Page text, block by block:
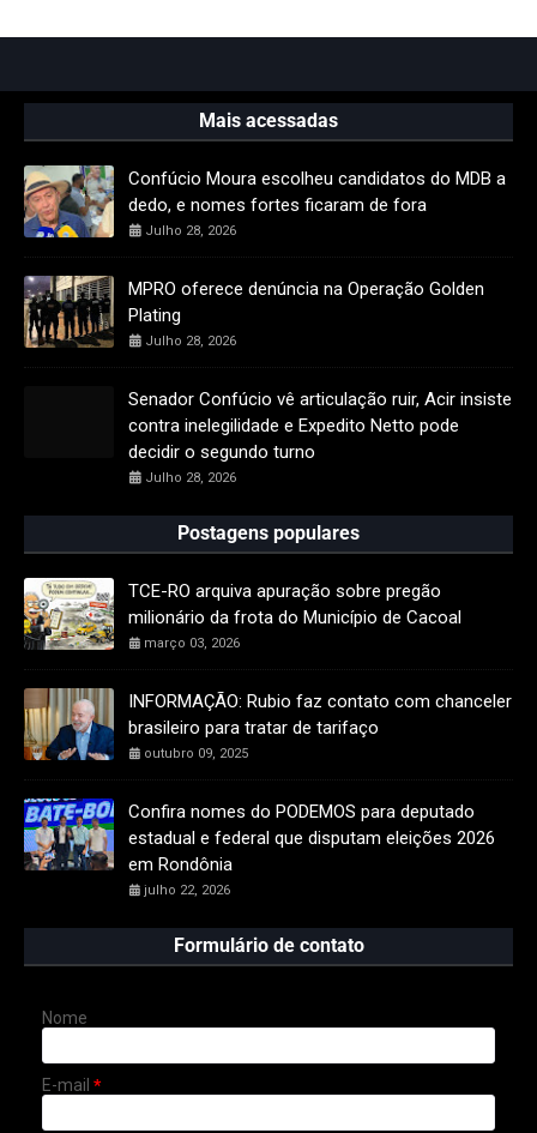
Mais acessadas
Confúcio Moura escolheu candidatos do MDB a
dedo, e nomes fortes ficaram de fora
Julho 28, 2026
MPRO oferece denúncia na Operação Golden
Plating
Julho 28, 2026
Senador Confúcio vê articulação ruir, Acir insiste
contra inelegilidade e Expedito Netto pode
decidir o segundo turno
Julho 28, 2026
Postagens populares
TCE-RO arquiva apuração sobre pregão
milionário da frota do Município de Cacoal
março 03, 2026
INFORMAÇÃO: Rubio faz contato com chanceler
brasileiro para tratar de tarifaço
outubro 09, 2025
Confira nomes do PODEMOS para deputado
estadual e federal que disputam eleições 2026
em Rondônia
julho 22, 2026
Formulário de contato
Nome
E-mail *